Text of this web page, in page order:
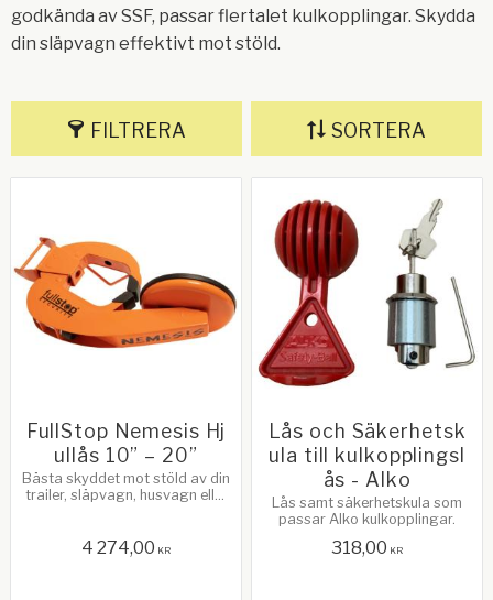
godkända av SSF, passar flertalet kulkopplingar. Skydda
din släpvagn effektivt mot stöld.
FILTRERA SORTERA
FullStop Nemesis Hj
ullås 10” – 20”
​Bästa skyddet mot stöld av din
trailer, släpvagn, husvagn eller
info nedan!
4 274,00 KR
Lås och Säkerhetsk
ula till kulkopplingsl
ås - Alko
Lås samt säkerhetskula som
passar Alko kulkopplingar.
318,00 KR